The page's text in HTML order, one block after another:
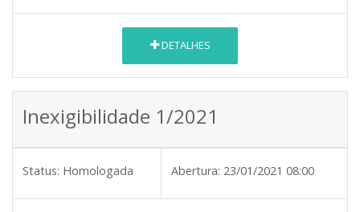
DETALHES
Inexigibilidade 1/2021
Status: Homologada Abertura: 23/01/2021 08:00